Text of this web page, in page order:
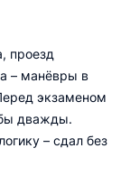
проезд
– манёвры в
экзаменом
бы дважды.
– сдал без